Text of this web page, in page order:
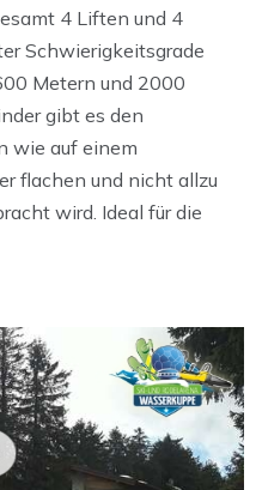
4 Liften und 4
Schwierigkeitsgrade
Metern und 2000
gibt es den
wie auf einem
flachen und nicht allzu
wird. Ideal für die